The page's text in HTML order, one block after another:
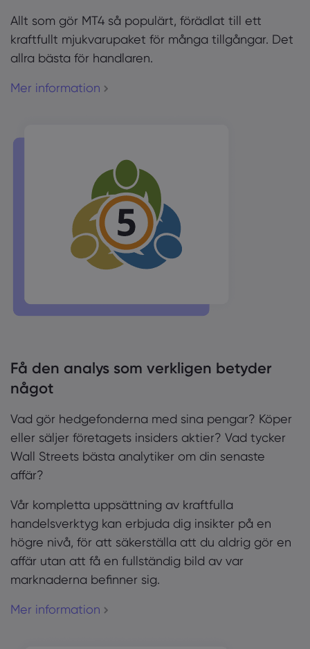
Allt som gör MT4 så populärt, förädlat till ett
kraftfullt mjukvarupaket för många tillgångar. Det
allra bästa för handlaren.
Mer information
Få den analys som verkligen betyder
något
Vad gör hedgefonderna med sina pengar? Köper
eller säljer företagets insiders aktier? Vad tycker
Wall Streets bästa analytiker om din senaste
affär?
Vår kompletta uppsättning av kraftfulla
handelsverktyg kan erbjuda dig insikter på en
högre nivå, för att säkerställa att du aldrig gör en
affär utan att få en fullständig bild av var
marknaderna befinner sig.
Mer information